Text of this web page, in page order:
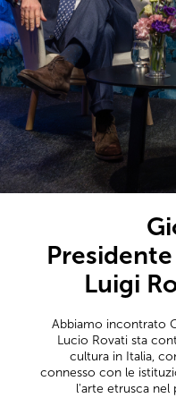
Luigi
Abbiamo incontrato
Lucio Rovati sta
cultura in Italia,
connesso con le
l'arte etrusca nel